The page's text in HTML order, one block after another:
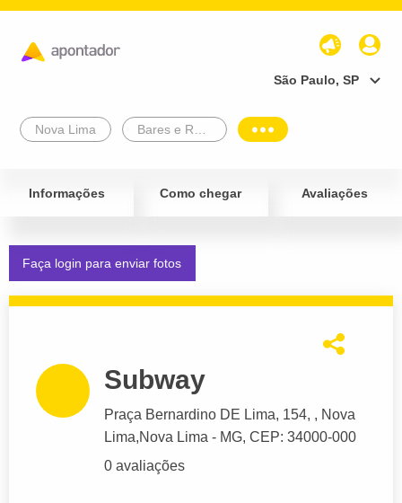
São Paulo, SP
Nova Lima
Informações Como chegar Avaliações
Faça login para enviar fotos
Subway
Praça Bernardino DE Lima, 154, , Nova
Lima,Nova Lima - MG, CEP: 34000-000
0 avaliações